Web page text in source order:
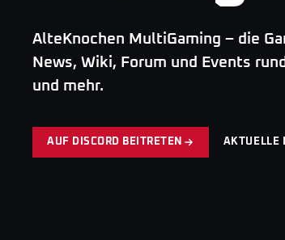
AlteKnochen MultiGaming – die
News, Wiki, Forum und Events
und mehr.
AUF DISCORD BEITRETEN AKTUELLE